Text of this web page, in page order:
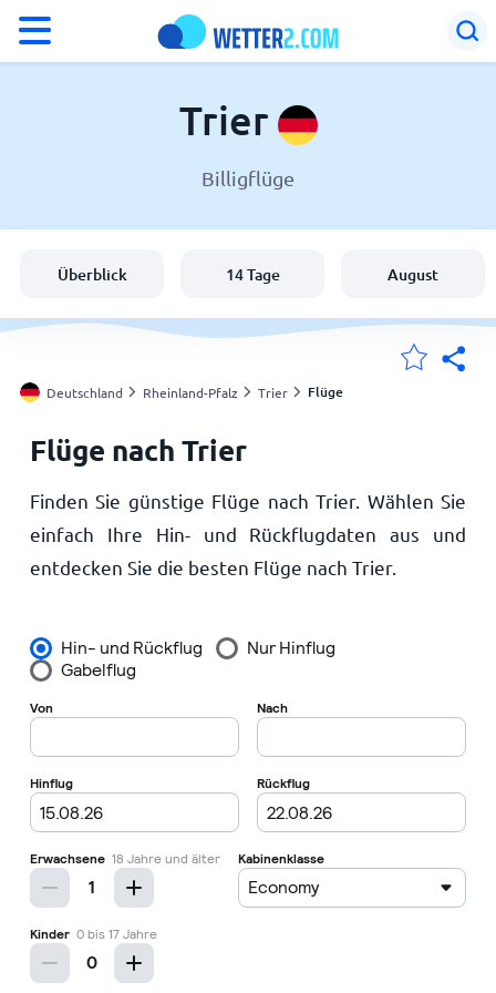
Schweiz
Österreich
Meine Standorte
Startseite
Trier
Billigflüge
Überblick 14 Tage August
Deutschland Rheinland-Pfalz Trier Flüge
Flüge nach Trier
Finden Sie günstige Flüge nach Trier. Wählen Sie
einfach Ihre Hin- und Rückflugdaten aus und
entdecken Sie die besten Flüge nach Trier.